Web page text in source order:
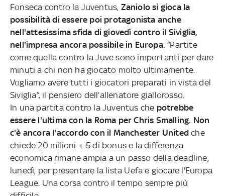
Fonseca contro la Juventus, Zaniolo si gioca la
possibilità di essere poi protagonista anche
nell'attesissima sfida di giovedì contro il Siviglia,
nell'impresa ancora possibile in Europa. “Partite
come quella contro la Juve sono importanti per dare
minuti a chi non ha giocato molto ultimamente.
Vogliamo avere tutti i giocatori preparati in vista del
Siviglia”, il pensiero dell’allenatore giallorosso.
In una partita contro la Juventus che potrebbe
essere l'ultima con la Roma per Chris Smalling. Non
c'è ancora l'accordo con il Manchester United che
chiede 20 milioni + 5 di bonus e la differenza
economica rimane ampia a un passo della deadline,
lunedì, per presentare la lista Uefa e giocare l'Europa
League. Una corsa contro il tempo sempre più